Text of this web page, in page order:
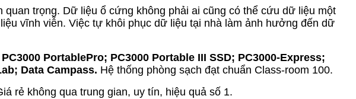
trọng. Dữ liệu ổ cứng không phải ai cũng có thể cứu dữ liệu một
vĩnh viễn. Việc tự khôi phục dữ liệu tại nhà làm ảnh hưởng đến dữ
PC3000 PortablePro; PC3000 Portable III SSD; PC3000-Express;
Data Campass. Hệ thống phòng sạch đạt chuẩn Class-room 100.
rẻ không qua trung gian, uy tín, hiệu quả số 1.